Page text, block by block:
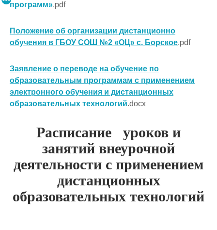
программ».pdf
Положение об организации дистанционно
обучения в ГБОУ СОШ №2 «ОЦ» с. Борское.pdf
Заявление о переводе на обучение по
образовательным программам с применением
электронного обучения и дистанционных
образовательных технологий.docx
Расписание уроков и
занятий внеурочной
деятельности с применением
дистанционных
образовательных технологий